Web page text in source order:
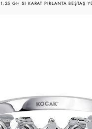
1.25 GH SI KARAT PIRLANTA BEŞTAŞ